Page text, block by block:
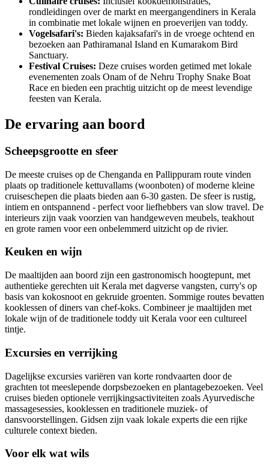
rondleidingen over de markt en meergangendiners in Kerala
in combinatie met lokale wijnen en proeverijen van toddy.
Vogelsafari's: Bieden kajaksafari's in de vroege ochtend en
bezoeken aan Pathiramanal Island en Kumarakom Bird
Sanctuary.
Festival Cruises: Deze cruises worden getimed met lokale
evenementen zoals Onam of de Nehru Trophy Snake Boat
Race en bieden een prachtig uitzicht op de meest levendige
feesten van Kerala.
De ervaring aan boord
Scheepsgrootte en sfeer
De meeste cruises op de Chenganda en Pallippuram route vinden
plaats op traditionele kettuvallams (woonboten) of moderne kleine
cruiseschepen die plaats bieden aan 6-30 gasten. De sfeer is rustig,
intiem en ontspannend - perfect voor liefhebbers van slow travel. De
interieurs zijn vaak voorzien van handgeweven meubels, teakhout
en grote ramen voor een onbelemmerd uitzicht op de rivier.
Keuken en wijn
De maaltijden aan boord zijn een gastronomisch hoogtepunt, met
authentieke gerechten uit Kerala met dagverse vangsten, curry's op
basis van kokosnoot en gekruide groenten. Sommige routes bevatten
kooklessen of diners van chef-koks. Combineer je maaltijden met
lokale wijn of de traditionele toddy uit Kerala voor een cultureel
tintje.
Excursies en verrijking
Dagelijkse excursies variëren van korte rondvaarten door de
grachten tot meeslepende dorpsbezoeken en plantagebezoeken. Veel
cruises bieden optionele verrijkingsactiviteiten zoals Ayurvedische
massagesessies, kooklessen en traditionele muziek- of
dansvoorstellingen. Gidsen zijn vaak lokale experts die een rijke
culturele context bieden.
Voor elk wat wils